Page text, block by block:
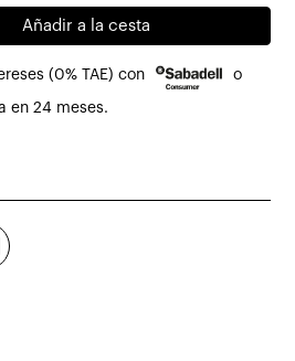
Añadir a la cesta
(0% TAE) con o
en 24 meses.